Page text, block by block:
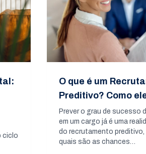
ciclo
O que é um
Preditivo? Como
Prever o grau de sucesso
em um cargo já é uma
do recrutamento
quais são as chances…